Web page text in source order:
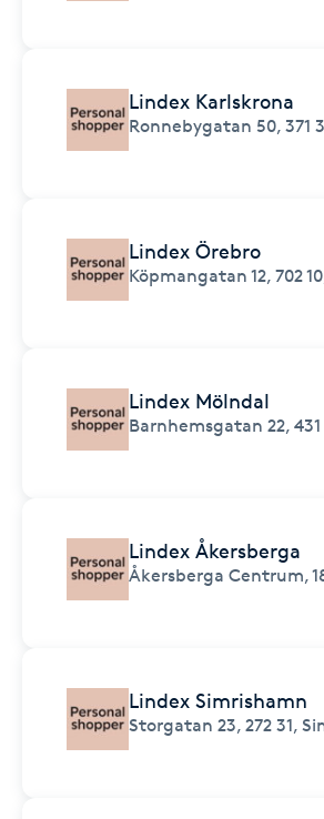
Lindex Karlskrona
Ronnebygatan 50, 371
Lindex Örebro
Köpmangatan 12, 702
Lindex Mölndal
Barnhemsgatan 22, 431
Lindex Åkersberga
Åkersberga Centrum,
Lindex Simrishamn
Storgatan 23, 272 31,